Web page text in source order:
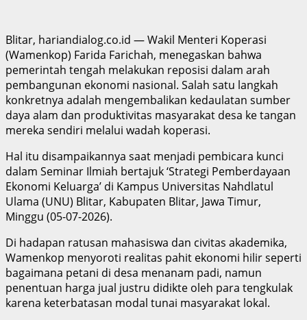
Blitar, hariandialog.co.id — Wakil Menteri Koperasi
(Wamenkop) Farida Farichah, menegaskan bahwa
pemerintah tengah melakukan reposisi dalam arah
pembangunan ekonomi nasional. Salah satu langkah
konkretnya adalah mengembalikan kedaulatan sumber
daya alam dan produktivitas masyarakat desa ke tangan
mereka sendiri melalui wadah koperasi.
Hal itu disampaikannya saat menjadi pembicara kunci
dalam Seminar Ilmiah bertajuk ‘Strategi Pemberdayaan
Ekonomi Keluarga’ di Kampus Universitas Nahdlatul
Ulama (UNU) Blitar, Kabupaten Blitar, Jawa Timur,
Minggu (05-07-2026).
Di hadapan ratusan mahasiswa dan civitas akademika,
Wamenkop menyoroti realitas pahit ekonomi hilir seperti
bagaimana petani di desa menanam padi, namun
penentuan harga jual justru didikte oleh para tengkulak
karena keterbatasan modal tunai masyarakat lokal.